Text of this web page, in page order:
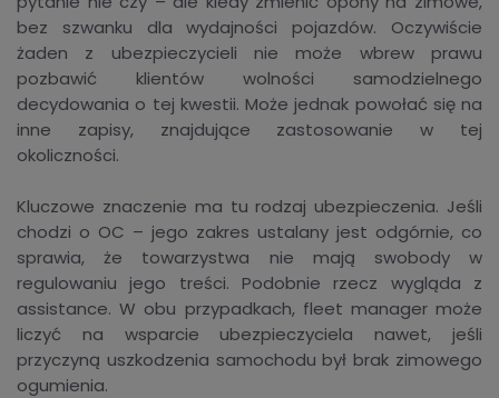
bez szwanku dla wydajności pojazdów. Oczywiście
żaden z ubezpieczycieli nie może wbrew prawu
pozbawić klientów wolności samodzielnego
decydowania o tej kwestii. Może jednak powołać się na
inne zapisy, znajdujące zastosowanie w tej
okoliczności.
Kluczowe znaczenie ma tu rodzaj ubezpieczenia. Jeśli
chodzi o OC – jego zakres ustalany jest odgórnie, co
sprawia, że towarzystwa nie mają swobody w
regulowaniu jego treści. Podobnie rzecz wygląda z
assistance. W obu przypadkach, fleet manager może
liczyć na wsparcie ubezpieczyciela nawet, jeśli
przyczyną uszkodzenia samochodu był brak zimowego
ogumienia.